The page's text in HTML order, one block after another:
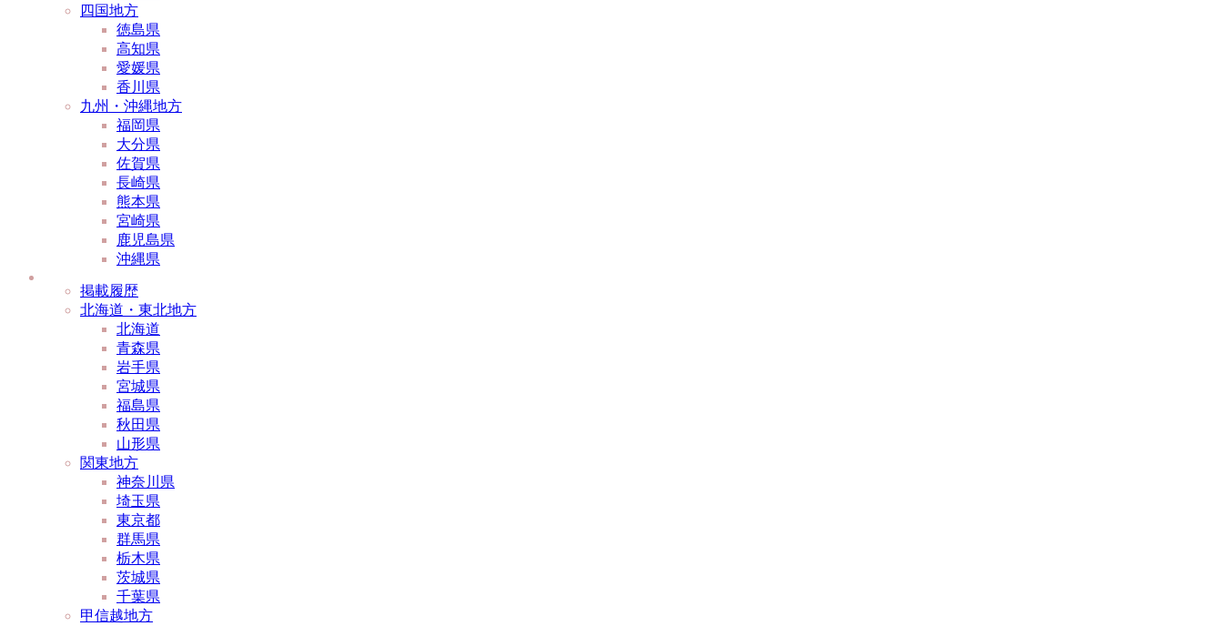
四国地方
徳島県
高知県
愛媛県
香川県
九州・沖縄地方
福岡県
大分県
佐賀県
長崎県
熊本県
宮崎県
鹿児島県
沖縄県
掲載履歴
北海道・東北地方
北海道
青森県
岩手県
宮城県
福島県
秋田県
山形県
関東地方
神奈川県
埼玉県
東京都
群馬県
栃木県
茨城県
千葉県
甲信越地方